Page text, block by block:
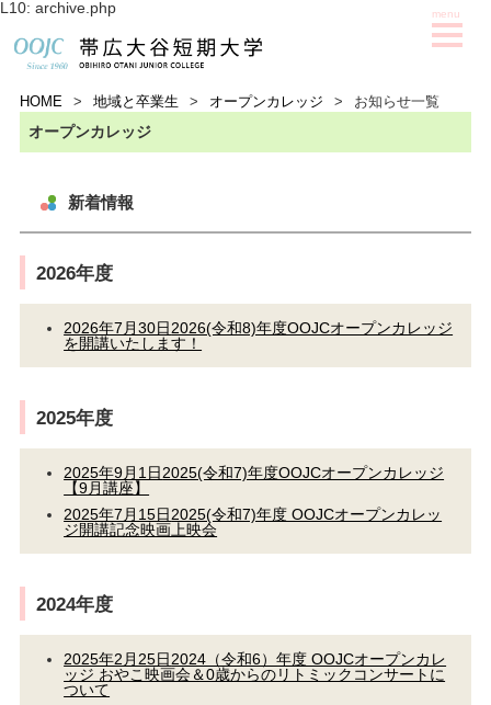
L10: archive.php
HOME > 地域と卒業生 > オープンカレッジ > お知らせ一覧
オープンカレッジ
新着情報
2026年度
2026年7月30日2026(令和8)年度OOJCオープンカレッジ
を開講いたします！
2025年度
2025年9月1日2025(令和7)年度OOJCオープンカレッジ
【9月講座】
2025年7月15日2025(令和7)年度 OOJCオープンカレッ
ジ開講記念映画上映会
2024年度
2025年2月25日2024（令和6）年度 OOJCオープンカレ
ッジ おやこ映画会＆0歳からのリトミックコンサートに
ついて